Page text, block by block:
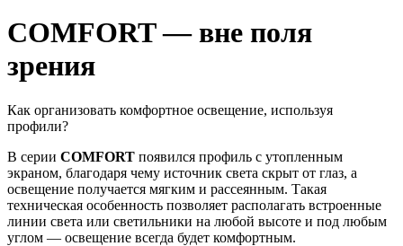
COMFORT — вне поля
зрения
Как организовать комфортное освещение, используя
профили?
В серии COMFORT появился профиль с утопленным
экраном, благодаря чему источник света скрыт от глаз, а
освещение получается мягким и рассеянным. Такая
техническая особенность позволяет располагать встроенные
линии света или светильники на любой высоте и под любым
углом — освещение всегда будет комфортным.